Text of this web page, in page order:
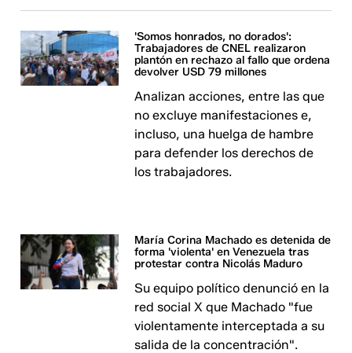
'Somos honrados, no dorados':
Trabajadores de CNEL realizaron
plantón en rechazo al fallo que ordena
devolver USD 79 millones
Analizan acciones, entre las que
no excluye manifestaciones e,
incluso, una huelga de hambre
para defender los derechos de
los trabajadores.
María Corina Machado es detenida de
forma 'violenta' en Venezuela tras
protestar contra Nicolás Maduro
Su equipo político denunció en la
red social X que Machado "fue
violentamente interceptada a su
salida de la concentración".